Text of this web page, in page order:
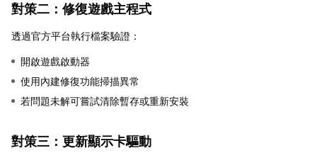
對策二：修復遊戲主程式
透過官方平台執行檔案驗證：
開啟遊戲啟動器
使用內建修復功能掃描異常
若問題未解可嘗試清除暫存或重新安裝
對策三：更新顯示卡驅動